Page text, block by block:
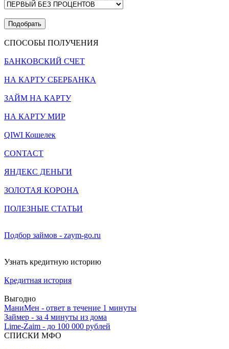
Подобрать
СПОСОБЫ ПОЛУЧЕНИЯ
БАНКОВСКИЙ СЧЕТ
НА КАРТУ СБЕРБАНКА
ЗАЙМ НА КАРТУ
НА КАРТУ МИР
QIWI Кошелек
CONTACT
ЯНДЕКС ДЕНЬГИ
ЗОЛОТАЯ КОРОНА
ПОЛЕЗНЫЕ СТАТЬИ
Подбор займов - zaym-go.ru
Узнать кредитную историю
Кредитная история
Выгодно
МаниМен - ответ в течение 1 минуты
Займер - за 4 минуты из дома
Lime-Zaim - до 100 000 рублей
СПИСКИ МФО